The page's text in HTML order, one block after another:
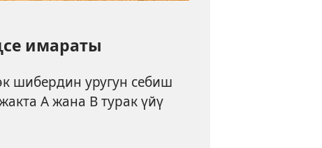
имараты
шибердин уругун себиш
A жана B турак үйү